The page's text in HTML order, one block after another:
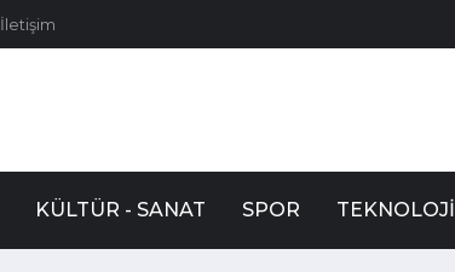
İletişim
KÜLTÜR - SANAT SPOR TEKNOLOJI